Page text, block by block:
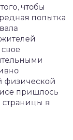
чтобы
попытка
физической
пришлось
страницы в